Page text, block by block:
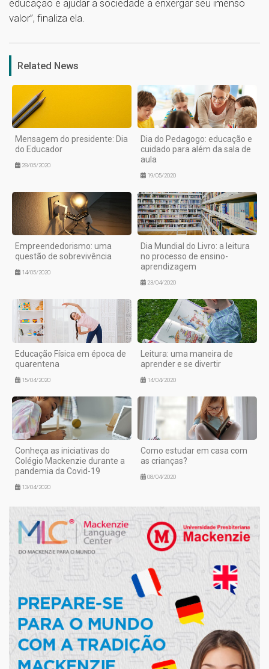
educação e ajudar a sociedade a enxergar seu imenso
valor”, finaliza ela.
Related News
Mensagem do presidente: Dia
do Educador
28/05/2020
Dia do Pedagogo: educação e
cuidado para além da sala de
aula
19/05/2020
Empreendedorismo: uma
questão de sobrevivência
14/05/2020
Dia Mundial do Livro: a leitura
no processo de ensino-
aprendizagem
23/04/2020
Educação Física em época de
quarentena
15/04/2020
Leitura: uma maneira de
aprender e se divertir
14/04/2020
Conheça as iniciativas do
Colégio Mackenzie durante a
pandemia da Covid-19
13/04/2020
Como estudar em casa com
as crianças?
08/04/2020